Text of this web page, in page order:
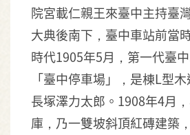
院宮載仁親王來臺中主持臺
大典後南下，臺中車站前當
時代1905年5月，第一代臺
「臺中停車場」，是棟L型
長塚澤力太郎。1908年4月
庫，乃一雙坡斜頂紅磚建築